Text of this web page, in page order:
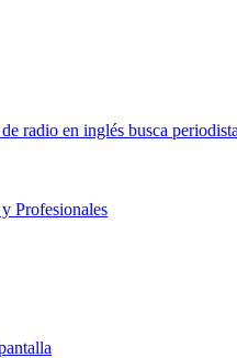
radio en inglés busca
Profesionales